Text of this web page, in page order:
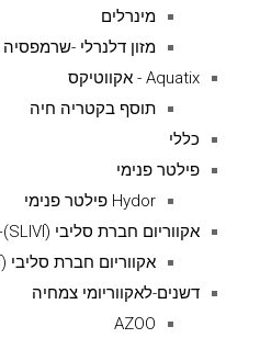
מינרלים
מזון דלנרלי -שרמפסיה
Aquatix - אקווטיקס
תוסף בקטריה חיה
כללי
פילטר פנימי
Hydor פילטר פנימי
אקווריום חברת סליבי (SLIVIׂׂ)+מעמד
אקווריום חברת סליבי (SLIVIׂׂ)+מעמד
דשנים-לאקווריומי צמחיה
AZOO